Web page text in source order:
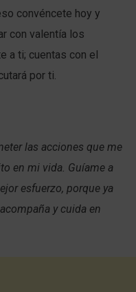
convéncete hoy y
con valentía los
a ti; cuentas con el
por ti.
las acciones que me
en mi vida. Guíame a
esfuerzo, porque ya
y cuida en